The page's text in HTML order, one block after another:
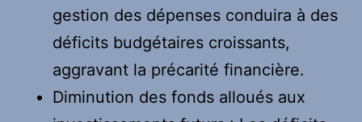
gestion des dépenses conduira à des
déficits budgétaires croissants,
aggravant la précarité financière.
Diminution des fonds alloués aux